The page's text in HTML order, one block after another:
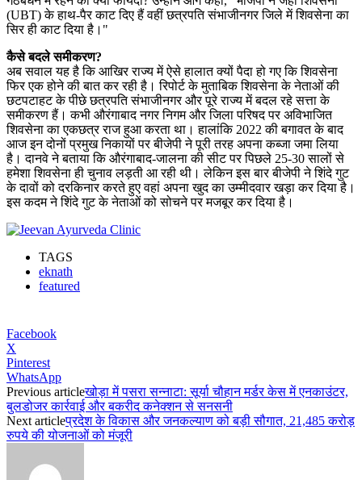
(UBT) के हाथ-पैर काट दिए हैं वहीं छत्रपति संभाजीनगर जिले में शिवसेना का
सिर ही काट दिया है।"
कैसे बदले समीकरण?
अब सवाल यह है कि आखिर राज्य में ऐसे हालात क्यों पैदा हो गए कि शिवसेना
फिर एक होने की बात कर रही है। रिपोर्ट के मुताबिक शिवसेना के नेताओं की
छटपटाहट के पीछे छत्रपति संभाजीनगर और पूरे राज्य में बदल रहे सत्ता के
समीकरण हैं। कभी औरंगाबाद नगर निगम और जिला परिषद पर अविभाजित
शिवसेना का एकछत्र राज हुआ करता था। हालांकि 2022 की बगावत के बाद
आज इन दोनों प्रमुख निकायों पर बीजेपी ने पूरी तरह अपना कब्जा जमा लिया
है। दानवे ने बताया कि औरंगाबाद-जालना की सीट पर पिछले 25-30 सालों से
हमेशा शिवसेना ही चुनाव लड़ती आ रही थी। लेकिन इस बार बीजेपी ने शिंदे गुट
के दावों को दरकिनार करते हुए वहां अपना खुद का उम्मीदवार खड़ा कर दिया है।
इस कदम ने शिंदे गुट के नेताओं को सोचने पर मजबूर कर दिया है।
TAGS
eknath
featured
Facebook
X
Pinterest
WhatsApp
Previous articleखोड़ा में पसरा सन्नाटा: सूर्या चौहान मर्डर केस में एनकाउंटर,
बुलडोजर कार्रवाई और बकरीद कनेक्शन से सनसनी
Next articleप्रदेश के विकास और जनकल्याण को बड़ी सौगात, 21,485 करोड़
रुपये की योजनाओं को मंजूरी